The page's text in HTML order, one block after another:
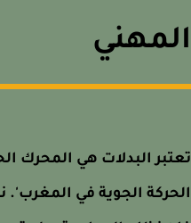
البدلات هي المحرك